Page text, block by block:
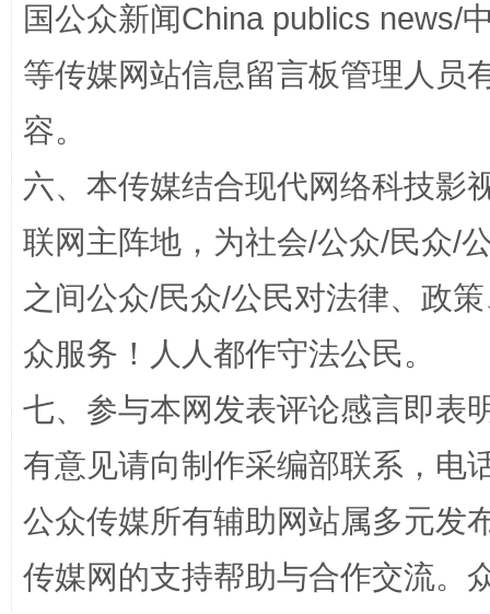
完善运行机制助力责任有效落实 一纸欠
国公众新闻China publics news/
等传媒网站信息留言板管理人员
容。
六、本传媒结合现代网络科技影
联网主阵地，为社会/公众/民众/
之间公众/民众/公民对法律、政
众服务！人人都作守法公民。
七、参与本网发表评论感言即表
有意见请向制作采编部联系，电
公众传媒所有辅助网站属多元发
传媒网的支持帮助与合作交流。